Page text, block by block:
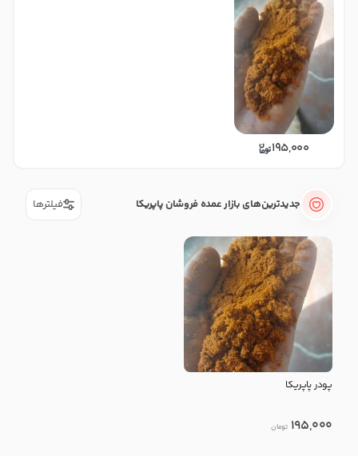
195,000
جدیدترین‌های بازار عمده فروشان پاپریکا فیلترها
پودر پاپریکا
195,000 تومان